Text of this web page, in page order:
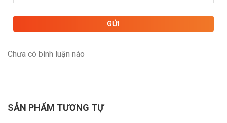
GỬI
Chưa có bình luận nào
SẢN PHẨM TƯƠNG TỰ